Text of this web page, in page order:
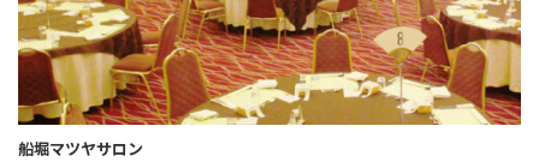
船堀マツヤサロン